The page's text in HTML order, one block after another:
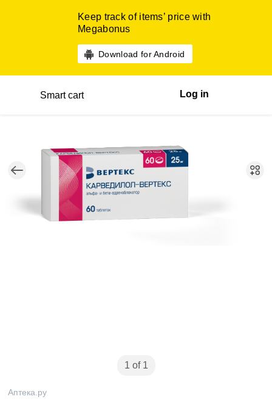
Keep track of items’ price with
Megabonus
Download for Android
Smart cart Log in
1 of 1
Аптека.ру